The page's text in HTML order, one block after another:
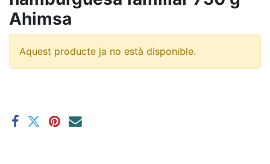
Ahimsa
Aquest producte ja no està disponible.